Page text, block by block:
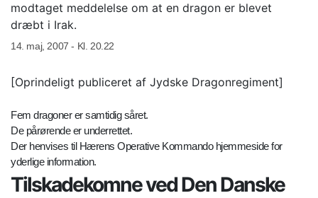
modtaget meddelelse om at en dragon er blevet
dræbt i Irak.
14. maj, 2007 - Kl. 20.22
[Oprindeligt publiceret af Jydske Dragonregiment]
Fem dragoner er samtidig såret.
De pårørende er underrettet.
Der henvises til Hærens Operative Kommando hjemmeside for
yderlige information.
Tilskadekomne ved Den Danske